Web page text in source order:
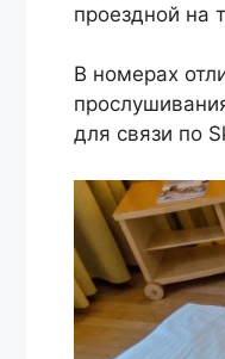
проездной на
В номерах
для связи по